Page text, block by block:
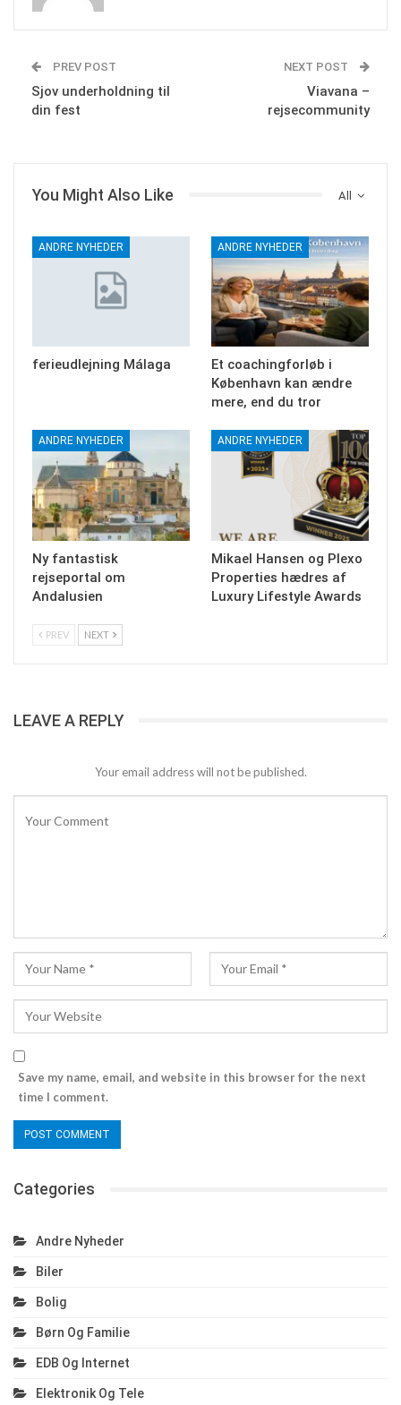
PREV POST
Sjov underholdning til
din fest
NEXT POST
Viavana –
rejsecommunity
All
You Might Also Like
ANDRE NYHEDER
ferieudlejning Málaga
ANDRE NYHEDER
Et coachingforløb i
København kan ændre
mere, end du tror
ANDRE NYHEDER
Ny fantastisk
rejseportal om
Andalusien
ANDRE NYHEDER
Mikael Hansen og Plexo
Properties hædres af
Luxury Lifestyle Awards
PREV NEXT
LEAVE A REPLY
Your email address will not be published.
Save my name, email, and website in this browser for the next
time I comment.
Categories
Andre Nyheder
Biler
Bolig
Børn Og Familie
EDB Og Internet
Elektronik Og Tele